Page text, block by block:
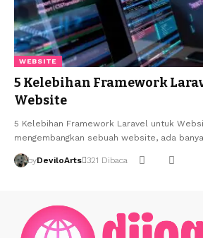
WEBSITE
5 Kelebihan Framework
Website
5 Kelebihan Framework Laravel untuk
mengembangkan sebuah website, ada
byDeviloArts 321 Dibaca